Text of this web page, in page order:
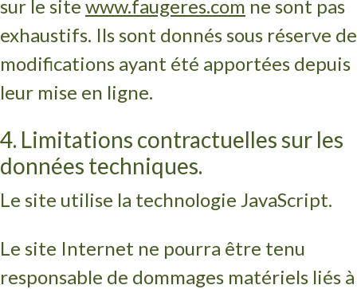
sur le site www.faugeres.com ne sont pas
exhaustifs. Ils sont donnés sous réserve de
modifications ayant été apportées depuis
leur mise en ligne.
4. Limitations contractuelles sur les
données techniques.
Le site utilise la technologie JavaScript.
Le site Internet ne pourra être tenu
responsable de dommages matériels liés à